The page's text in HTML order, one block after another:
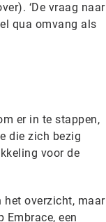
‘De vraag naar
qua omvang als
er in te stappen,
die zich bezig
voor de
het overzicht, maar
een